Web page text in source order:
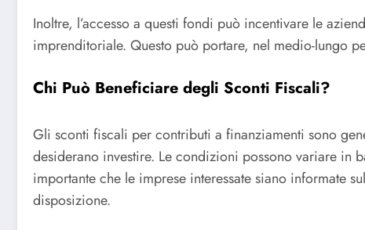
Inoltre, l’accesso a questi fondi può incentivare le
imprenditoriale. Questo può portare, nel medio-lungo
Chi Può Beneficiare degli Sconti Fiscali?
Gli sconti fiscali per contributi a finanziamenti sono
desiderano investire. Le condizioni possono variare in
importante che le imprese interessate siano informate
disposizione.